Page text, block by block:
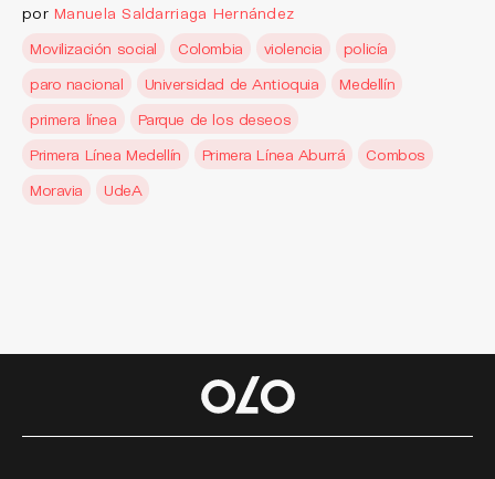
por Manuela Saldarriaga Hernández
Movilización social
Colombia violencia
policía
paro nacional
Universidad de Antioquia
Medellín
primera línea
Parque de los deseos
Primera Línea Medellín
Primera Línea Aburrá
Combos
Moravia
UdeA